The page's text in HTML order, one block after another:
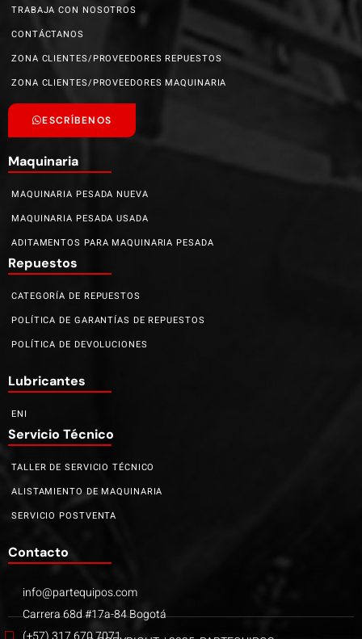
TRABAJA CON NOSOTROS
CONTÁCTANOS
ZONA CLIENTES/PROVEEDORES REPUESTOS
ZONA CLIENTES/PROVEEDORES MAQUINARIA
ESCRÍBENOS
Maquinaria
MAQUINARIA PESADA NUEVA
MAQUINARIA PESADA USADA
ADITAMENTOS PARA MAQUINARIA PESADA
Repuestos
CATEGORÍA DE REPUESTOS
POLÍTICA DE GARANTÍAS DE REPUESTOS
POLÍTICA DE DEVOLUCIONES
Lubricantes
ENI
Servicio Técnico
TALLER DE SERVICIO TÉCNICO
ALISTAMIENTO DE MAQUINARIA
SERVICIO POSTVENTA
Contacto
info@partequipos.com
Carrera 68d #17a-84 Bogotá